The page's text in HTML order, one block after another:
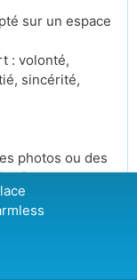
sur un espace
: volonté,
sincérité,
photos ou des
afin de les
de temps.
soit pris en
vous
case adéquate
ligne.